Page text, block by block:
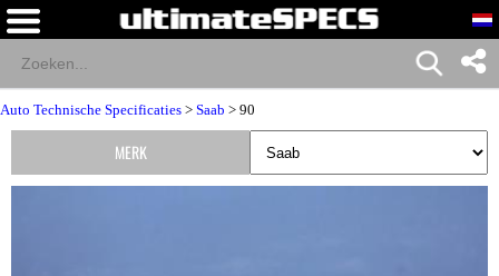
Auto Technische Specificaties > Saab > 90
MERK